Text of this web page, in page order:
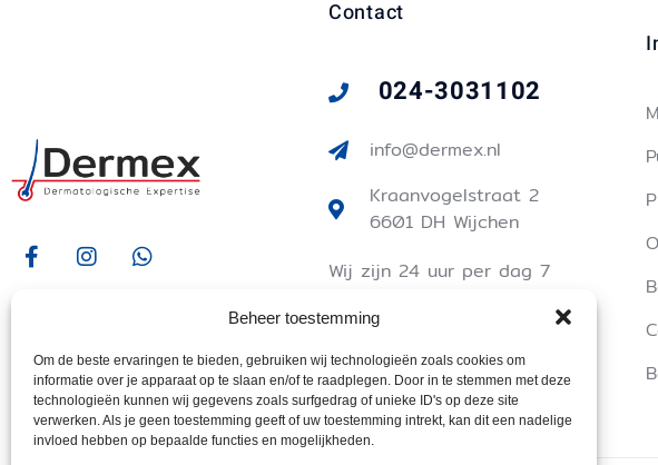
Beheer toestemming
Om de beste ervaringen te bieden, gebruiken wij technologieën zoals cookies om
informatie over je apparaat op te slaan en/of te raadplegen. Door in te stemmen met deze
technologieën kunnen wij gegevens zoals surfgedrag of unieke ID's op deze site
verwerken. Als je geen toestemming geeft of uw toestemming intrekt, kan dit een nadelige
invloed hebben op bepaalde functies en mogelijkheden.
Contact
024-3031102
info@dermex.nl
Kraanvogelstraat 2
6601 DH Wijchen
Wij zijn 24 uur per dag 7
bereikbaar voor
spoedgevallen die niet
kunnen wachten tot de
volgende dag.